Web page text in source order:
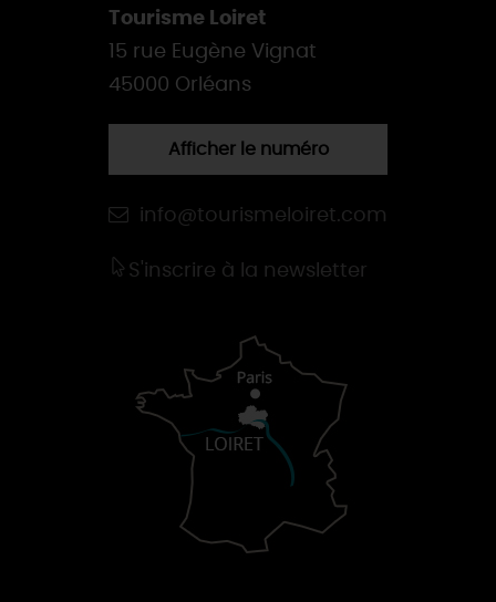
Tourisme Loiret
15 rue Eugène Vignat
45000 Orléans
Afficher le numéro
info@tourismeloiret.com
S'inscrire à la newsletter